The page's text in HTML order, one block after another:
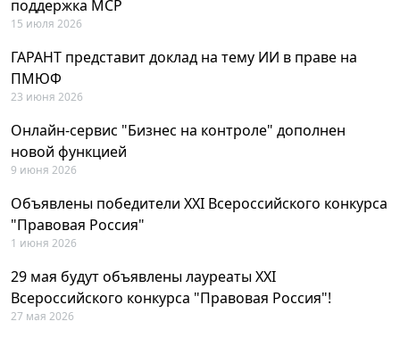
поддержка MCP
15 июля 2026
ГАРАНТ представит доклад на тему ИИ в праве на
ПМЮФ
23 июня 2026
Онлайн-сервис "Бизнес на контроле" дополнен
новой функцией
9 июня 2026
Объявлены победители XXI Всероссийского конкурса
"Правовая Россия"
1 июня 2026
29 мая будут объявлены лауреаты XXI
Всероссийского конкурса "Правовая Россия"!
27 мая 2026